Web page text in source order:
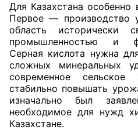
Для Казахстана особенно
Первое — производство
область исторически
промышленностью и
Серная кислота нужна
сложных минеральных
современное
стабильно повышать
изначально был
необходимое для нужд
Казахстане.